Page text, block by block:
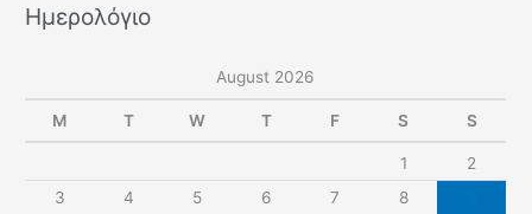
Ημερολόγιο
August 2026
M T W T F S S
1
2
3
4 5 6 7 8